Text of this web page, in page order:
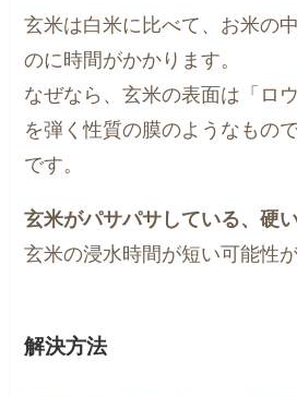
玄米は白米に比べて、お米の
のに時間がかかります。
なぜなら、玄米の表面は「ロ
を弾く性質の膜のようなもの
です。
玄米がパサパサしている、硬
玄米の浸水時間が短い可能性
解決方法